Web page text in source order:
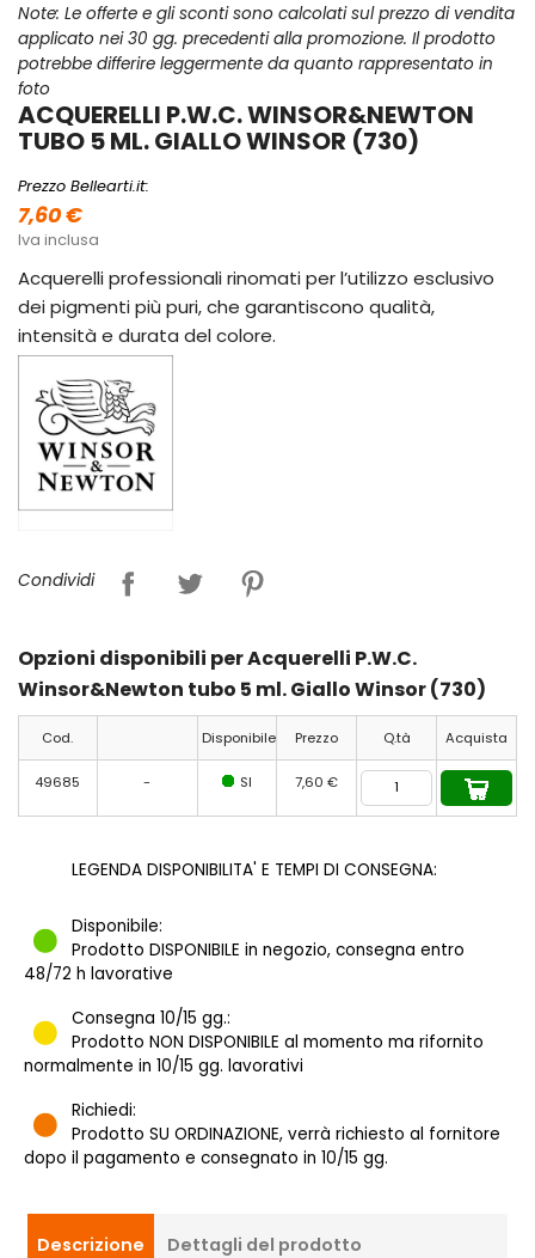
Note: Le offerte e gli sconti sono calcolati sul prezzo di vendita
applicato nei 30 gg. precedenti alla promozione. Il prodotto
potrebbe differire leggermente da quanto rappresentato in
foto
ACQUERELLI P.W.C. WINSOR&NEWTON
TUBO 5 ML. GIALLO WINSOR (730)
Prezzo Bellearti.it:
7,60 €
Iva inclusa
Acquerelli professionali rinomati per l’utilizzo esclusivo
dei pigmenti più puri, che garantiscono qualità,
intensità e durata del colore.
Condividi
Opzioni disponibili per Acquerelli P.W.C.
Winsor&Newton tubo 5 ml. Giallo Winsor (730)
Cod. Disponibile Prezzo Q.tà Acquista
49685 - SI 7,60 €
LEGENDA DISPONIBILITA' E TEMPI DI CONSEGNA:
Disponibile:
Prodotto DISPONIBILE in negozio, consegna entro
48/72 h lavorative
Consegna 10/15 gg.:
Prodotto NON DISPONIBILE al momento ma rifornito
normalmente in 10/15 gg. lavorativi
Richiedi:
Prodotto SU ORDINAZIONE, verrà richiesto al fornitore
dopo il pagamento e consegnato in 10/15 gg.
Descrizione Dettagli del prodotto